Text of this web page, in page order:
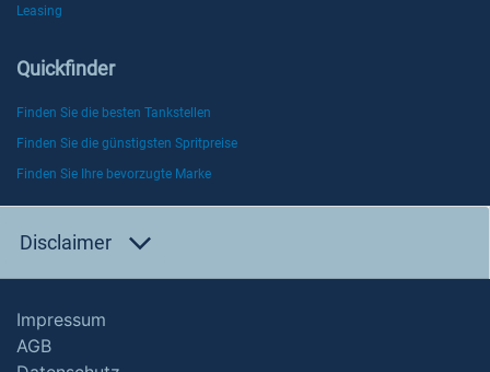
Leasing
Quickfinder
Finden Sie die besten Tankstellen
Finden Sie die günstigsten Spritpreise
Finden Sie Ihre bevorzugte Marke
Disclaimer
Impressum
AGB